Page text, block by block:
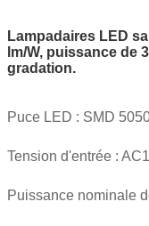
Lampadaires LED
lm/W, puissance de
gradation.
Puce LED : SMD
Tension d'entrée :
Puissance nominale